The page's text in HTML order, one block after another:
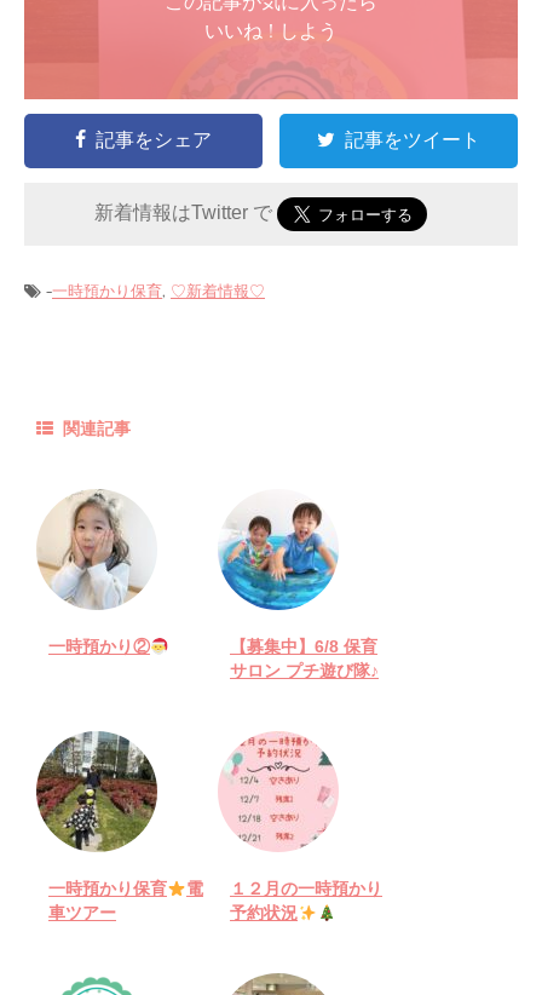
いいね ! しよう
記事をシェア 記事をツイート
新着情報はTwitter で
-一時預かり保育, ♡新着情報♡
関連記事
一時預かり②
【募集中】6/8 保育
サロン プチ遊び隊♪
一時預かり保育
電
車ツアー
１２月の一時預かり
予約状況